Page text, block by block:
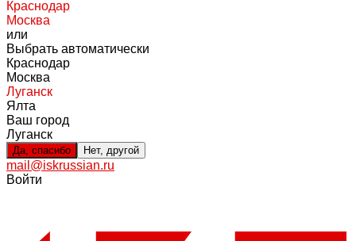
Краснодар
Москва
или
Выбрать автоматически
Краснодар
Москва
Луганск
Ялта
Ваш город
Луганск
Да, спасибо Нет, другой
mail@iskrussian.ru
Войти